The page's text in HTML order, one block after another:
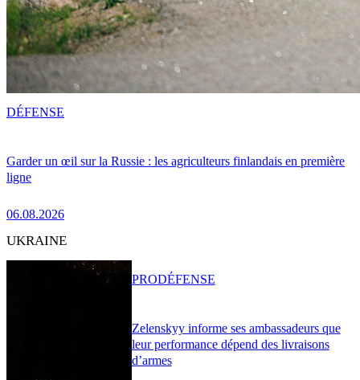
Garder un œil sur la Russie : les agriculteurs finlandais en première
ligne
06.08.2026
DÉFENSE
UKRAINE
Zelenskyy informe ses ambassadeurs que
leur performance dépend des livraisons
d’armes
PRODÉFENSE